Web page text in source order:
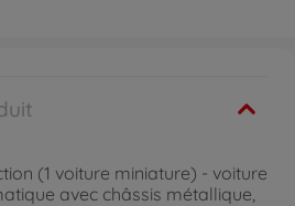
(1 voiture miniature) - voiture
avec châssis métallique,